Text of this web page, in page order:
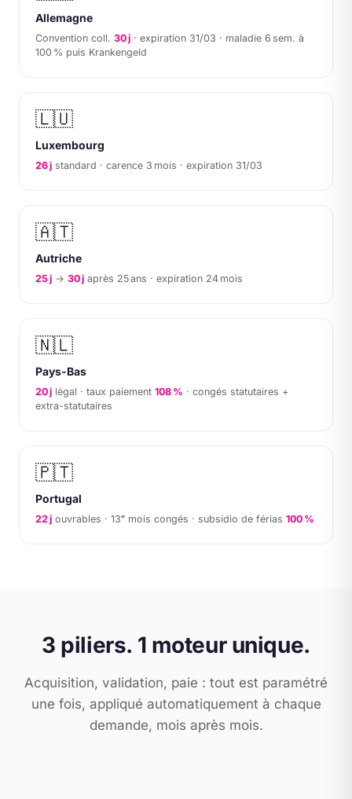
Allemagne
Convention coll. 30 j · expiration 31/03 · maladie 6 sem. à
100 % puis Krankengeld
🇱🇺
Luxembourg
26 j standard · carence 3 mois · expiration 31/03
🇦🇹
Autriche
25 j → 30 j après 25 ans · expiration 24 mois
🇳🇱
Pays-Bas
20 j légal · taux paiement 108 % · congés statutaires +
extra-statutaires
🇵🇹
Portugal
22 j ouvrables · 13ᵉ mois congés · subsídio de férias 100 %
3 piliers. 1 moteur unique.
Acquisition, validation, paie : tout est paramétré
une fois, appliqué automatiquement à chaque
demande, mois après mois.